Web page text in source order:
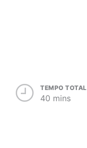
TEMPO TOTAL
40 mins